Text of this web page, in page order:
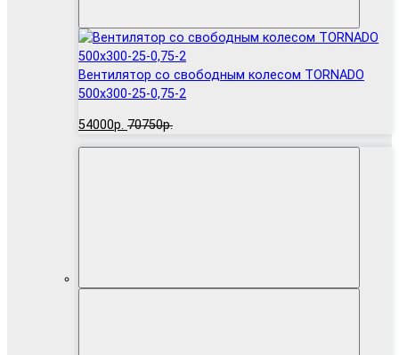
Вентилятор cо свободным колесом TORNADO
500x300-25-0,75-2
54000р. 70750р.